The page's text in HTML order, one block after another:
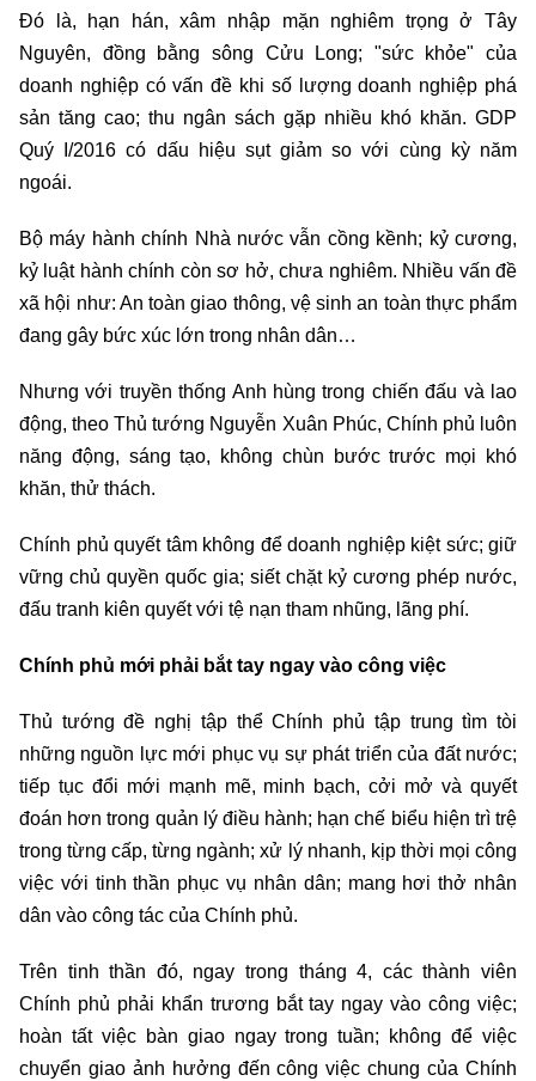
Đó là, hạn hán, xâm nhập mặn nghiêm trọng ở Tây
Nguyên, đồng bằng sông Cửu Long; "sức khỏe" của
doanh nghiệp có vấn đề khi số lượng doanh nghiệp phá
sản tăng cao; thu ngân sách gặp nhiều khó khăn. GDP
Quý I/2016 có dấu hiệu sụt giảm so với cùng kỳ năm
ngoái.
Bộ máy hành chính Nhà nước vẫn cồng kềnh; kỷ cương,
kỷ luật hành chính còn sơ hở, chưa nghiêm. Nhiều vấn đề
xã hội như: An toàn giao thông, vệ sinh an toàn thực phẩm
đang gây bức xúc lớn trong nhân dân…
Nhưng với truyền thống Anh hùng trong chiến đấu và lao
động, theo Thủ tướng Nguyễn Xuân Phúc, Chính phủ luôn
năng động, sáng tạo, không chùn bước trước mọi khó
khăn, thử thách.
Chính phủ quyết tâm không để doanh nghiệp kiệt sức; giữ
vững chủ quyền quốc gia; siết chặt kỷ cương phép nước,
đấu tranh kiên quyết với tệ nạn tham nhũng, lãng phí.
Chính phủ mới phải bắt tay ngay vào công việc
Thủ tướng đề nghị tập thể Chính phủ tập trung tìm tòi
những nguồn lực mới phục vụ sự phát triển của đất nước;
tiếp tục đổi mới mạnh mẽ, minh bạch, cởi mở và quyết
đoán hơn trong quản lý điều hành; hạn chế biểu hiện trì trệ
trong từng cấp, từng ngành; xử lý nhanh, kịp thời mọi công
việc với tinh thần phục vụ nhân dân; mang hơi thở nhân
dân vào công tác của Chính phủ.
Trên tinh thần đó, ngay trong tháng 4, các thành viên
Chính phủ phải khẩn trương bắt tay ngay vào công việc;
hoàn tất việc bàn giao ngay trong tuần; không để việc
chuyển giao ảnh hưởng đến công việc chung của Chính